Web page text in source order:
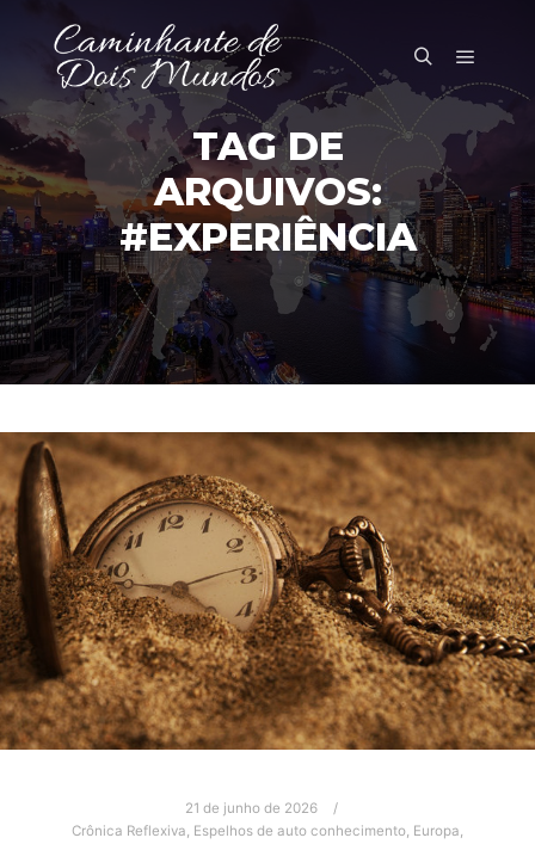
PesquisaMenu
TAG DE
ARQUIVOS:
#EXPERIÊNCIA
21 de junho de 2026
Crônica Reflexiva, Espelhos de auto conhecimento, Europa,